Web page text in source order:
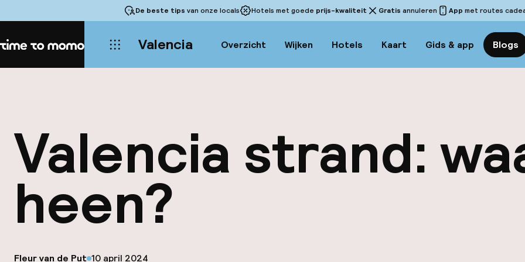
De beste tips van onze locals Hotels met goede prijs-kwaliteit Gratis annuleren App met routes
Home Valencia Overzicht Wijken Hotels Kaart Gids & app Blogs
Valencia strand:
heen?
Fleur van de Put op
10 april 2024